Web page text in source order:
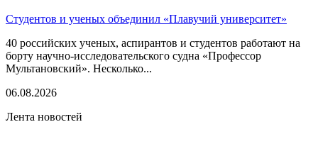
Студентов и ученых объединил «Плавучий университет»
40 российских ученых, аспирантов и студентов работают на
борту научно-исследовательского судна «Профессор
Мультановский». Несколько...
06.08.2026
Лента новостей